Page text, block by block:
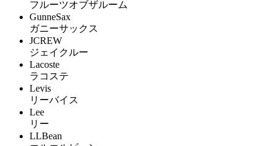
フルーツオブザルーム
GunneSax
ガニーサックス
JCREW
ジェイクルー
Lacoste
ラコステ
Levis
リーバイス
Lee
リー
LLBean